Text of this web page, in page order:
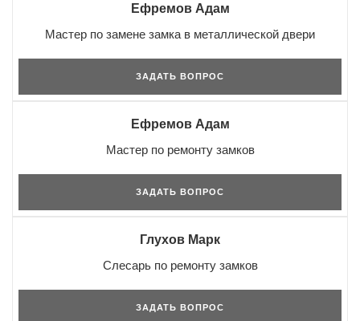
Ефремов Адам
Мастер по замене замка в металлической двери
ЗАДАТЬ ВОПРОС
Ефремов Адам
Мастер по ремонту замков
ЗАДАТЬ ВОПРОС
Глухов Марк
Слесарь по ремонту замков
ЗАДАТЬ ВОПРОС